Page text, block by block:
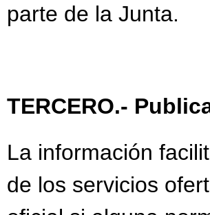
parte de la Junta.
TERCERO.-
La información
de los servicios